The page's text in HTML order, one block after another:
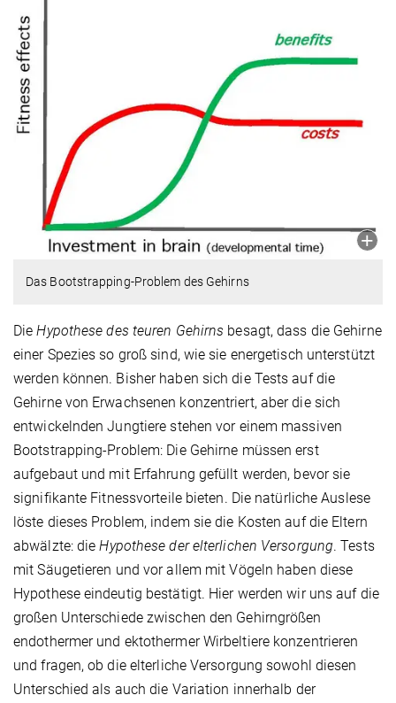
Das Bootstrapping-Problem des Gehirns
DieHypothese des teuren Gehirns besagt, dass die Gehirne
einer Spezies so groß sind, wie sie energetisch unterstützt
werden können. Bisher haben sich die Tests auf die
Gehirne von Erwachsenen konzentriert, aber die sich
entwickelnden Jungtiere stehen vor einem massiven
Bootstrapping-Problem: Die Gehirne müssen erst
aufgebaut und mit Erfahrung gefüllt werden, bevor sie
signifikante Fitnessvorteile bieten. Die natürliche Auslese
löste dieses Problem, indem sie die Kosten auf die Eltern
abwälzte: dieHypothese der elterlichen Versorgung. Tests
mit Säugetieren und vor allem mit Vögeln haben diese
Hypothese eindeutig bestätigt. Hier werden wir uns auf die
großen Unterschiede zwischen den Gehirngrößen
endothermer und ektothermer Wirbeltiere konzentrieren
und fragen, ob die elterliche Versorgung sowohl diesen
Unterschied als auch die Variation innerhalb der